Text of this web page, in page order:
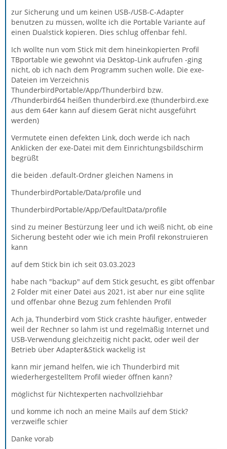
zur Sicherung und um keinen USB-/USB-C-Adapter
benutzen zu müssen, wollte ich die Portable Variante auf
einen Dualstick kopieren. Dies schlug offenbar fehl.
Ich wollte nun vom Stick mit dem hineinkopierten Profil
TBportable wie gewohnt via Desktop-Link aufrufen -ging
nicht, ob ich nach dem Programm suchen wolle. Die exe-
Dateien im Verzeichnis
ThunderbirdPortable/App/Thunderbird bzw.
/Thunderbird64 heißen thunderbird.exe (thunderbird.exe
aus dem 64er kann auf diesem Gerät nicht ausgeführt
werden)
Vermutete einen defekten Link, doch werde ich nach
Anklicken der exe-Datei mit dem Einrichtungsbildschirm
begrüßt
die beiden .default-Ordner gleichen Namens in
ThunderbirdPortable/Data/profile und
ThunderbirdPortable/App/DefaultData/profile
sind zu meiner Bestürzung leer und ich weiß nicht, ob eine
Sicherung besteht oder wie ich mein Profil rekonstruieren
kann
auf dem Stick bin ich seit 03.03.2023
habe nach "backup" auf dem Stick gesucht, es gibt offenbar
2 Folder mit einer Datei aus 2021, ist aber nur eine sqlite
und offenbar ohne Bezug zum fehlenden Profil
Ach ja, Thunderbird vom Stick crashte häufiger, entweder
weil der Rechner so lahm ist und regelmäßig Internet und
USB-Verwendung gleichzeitig nicht packt, oder weil der
Betrieb über Adapter&Stick wackelig ist
kann mir jemand helfen, wie ich Thunderbird mit
wiederhergestelltem Profil wieder öffnen kann?
möglichst für Nichtexperten nachvollziehbar
und komme ich noch an meine Mails auf dem Stick?
verzweifle schier
Danke vorab